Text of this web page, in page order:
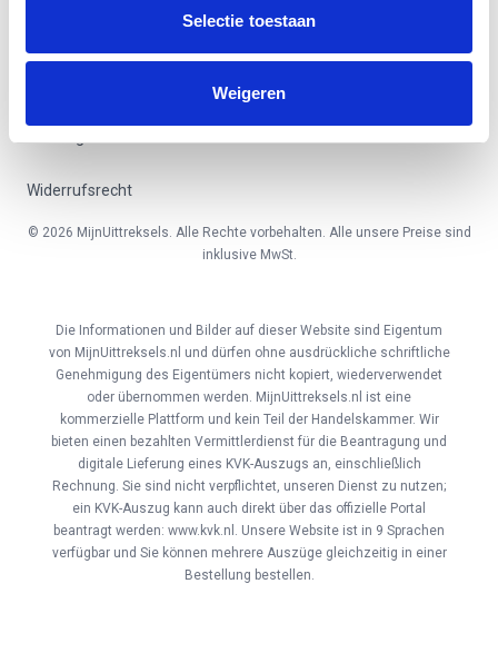
Selectie toestaan
Weigeren
Geschäftsbedingungen
Widerrufsrecht
Preise
© 2026 MijnUittreksels. Alle Rechte vorbehalten. Alle unsere Preise sind
inklusive MwSt.
Die Informationen und Bilder auf dieser Website sind Eigentum
von MijnUittreksels.nl und dürfen ohne ausdrückliche schriftliche
Genehmigung des Eigentümers nicht kopiert, wiederverwendet
oder übernommen werden. MijnUittreksels.nl ist eine
kommerzielle Plattform und kein Teil der Handelskammer. Wir
bieten einen bezahlten Vermittlerdienst für die Beantragung und
digitale Lieferung eines KVK-Auszugs an, einschließlich
Rechnung. Sie sind nicht verpflichtet, unseren Dienst zu nutzen;
ein KVK-Auszug kann auch direkt über das offizielle Portal
beantragt werden: www.kvk.nl. Unsere Website ist in 9 Sprachen
verfügbar und Sie können mehrere Auszüge gleichzeitig in einer
Bestellung bestellen.